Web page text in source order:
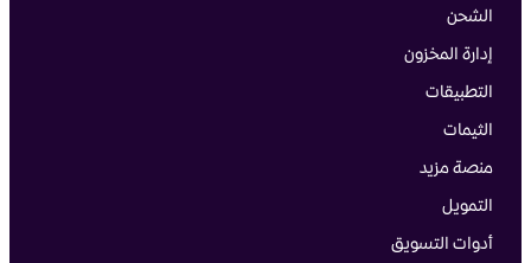
الشحن
إدارة المخزون
التطبيقات
الثيمات
منصة مزيد
التمويل
أدوات التسويق